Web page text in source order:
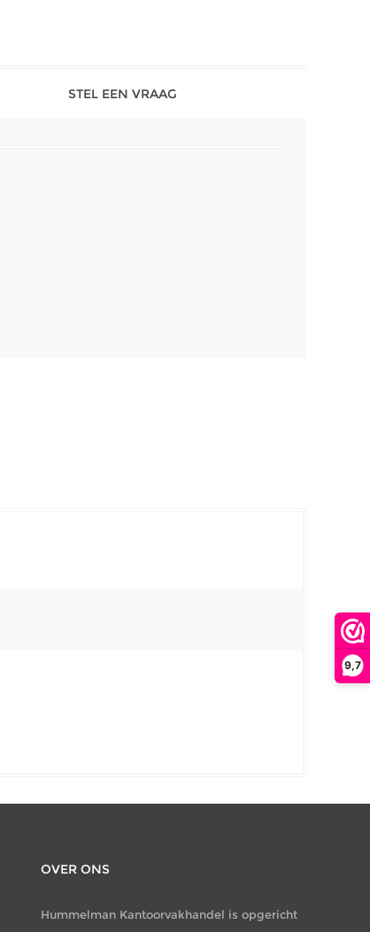
9,7
STEL EEN VRAAG
OVER ONS
Hummelman Kantoorvakhandel is opgericht